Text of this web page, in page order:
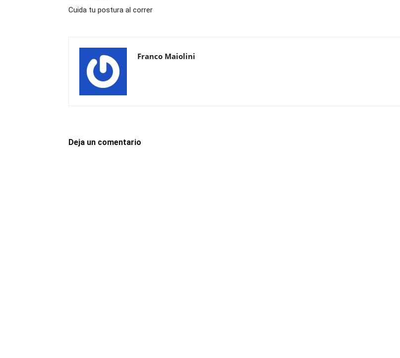
Cuida tu postura al correr
Franco Maiolini
Deja un comentario